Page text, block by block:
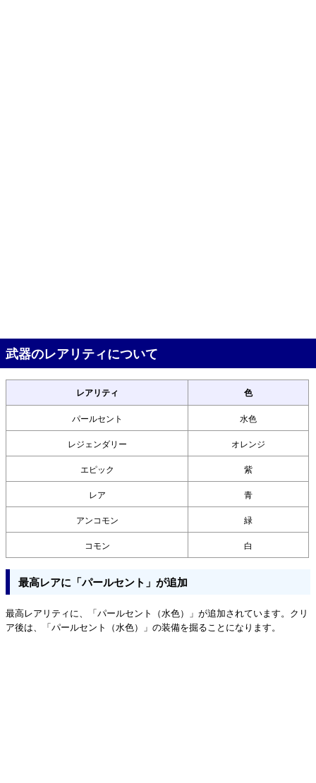
武器のレアリティについて
レアリティ 色
パールセント 水色
レジェンダリー オレンジ
エピック 紫
レア 青
アンコモン 緑
コモン 白
最高レアに「パールセント」が追加
最高レアリティに、「パールセント（水色）」が追加されています。クリ
ア後は、「パールセント（水色）」の装備を掘ることになります。